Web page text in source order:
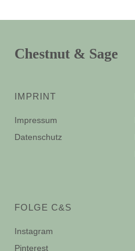
Chestnut & Sage
IMPRINT
Impressum
Datenschutz
FOLGE C&S
Instagram
Pinterest